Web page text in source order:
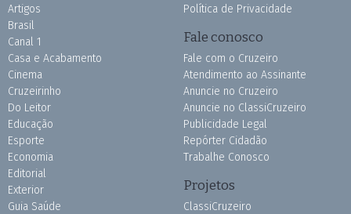
Artigos
Brasil
Canal 1
Casa e Acabamento
Cinema
Cruzeirinho
Do Leitor
Educação
Esporte
Economia
Editorial
Exterior
Guia Saúde
Política de Privacidade
Fale conosco
Fale com o Cruzeiro
Atendimento ao Assinante
Anuncie no Cruzeiro
Anuncie no ClassiCruzeiro
Publicidade Legal
Repórter Cidadão
Trabalhe Conosco
Projetos
ClassiCruzeiro